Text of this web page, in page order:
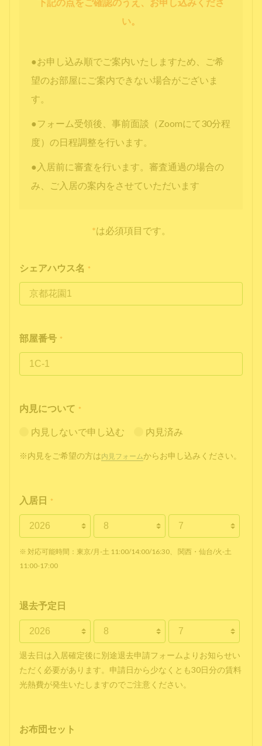
い。
●お申し込み順でご案内いたしますため、ご希
望のお部屋にご案内できない場合がございま
す。
●フォーム受領後、事前面談（Zoomにて30分程
度）の日程調整を行います。
●入居前に審査を行います。審査通過の場合の
み、ご入居の案内をさせていただいます
*は必須項目です。
シェアハウス名 *
部屋番号 *
内見について *
内見しないで申し込む 内見済み
※内見をご希望の方は 内見フォームからお申し込みください。
入居日 *
※ 対応可能時間：東京/月-土 11:00/14:00/16:30、 関西・仙台/火-土
11:00-17:00
退去予定日
退去日は入居確定後に別途退去申請フォームよりお知らせい
ただく必要があります。申請日から少なくとも30日分の賃料
光熱費が発生いたしますのでご注意ください。
お布団セット